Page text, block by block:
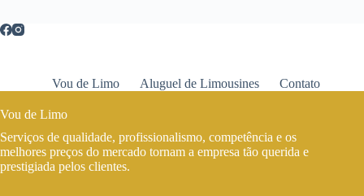
Vou de Limo Aluguel de Limousines Contato
Vou de Limo
Serviços de qualidade, profissionalismo, competência e os
melhores preços do mercado tornam a empresa tão querida e
prestigiada pelos clientes.